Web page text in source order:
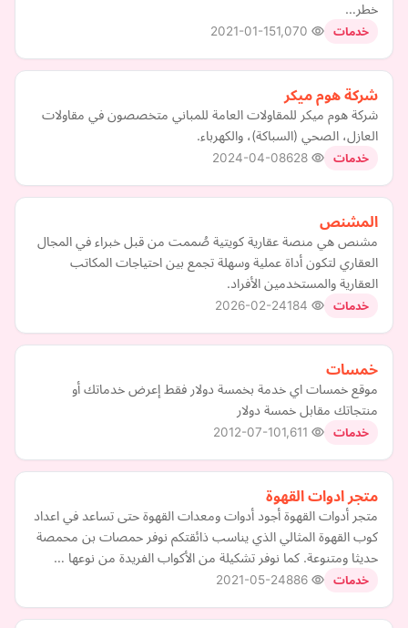
خطر…
خدمات 2021-01-15
شركة هوم ميكر
شركة هوم ميكر للمقاولات العامة للمباني متخصصون في مقاولات
العازل، الصحي (السباكة)، والكهرباء.
خدمات 2024-04-08
المشنص
مشنص هي منصة عقارية كويتية صُممت من قبل خبراء في المجال
العقاري لتكون أداة عملية وسهلة تجمع بين احتياجات المكاتب
العقارية والمستخدمين الأفراد.
خدمات 2026-02-24
خمسات
موقع خمسات اي خدمة بخمسة دولار فقط إعرض خدماتك أو
منتجاتك مقابل خمسة دولار
خدمات 2012-07-10
متجر ادوات القهوة
متجر أدوات القهوة أجود أدوات ومعدات القهوة حتى تساعد في اعداد
كوب القهوة المثالي الذي يناسب ذائقتكم نوفر حمصات بن محمصة
حديثا ومتنوعة. كما نوفر تشكيلة من الأكواب الفريدة من نوعها …
خدمات 2021-05-24